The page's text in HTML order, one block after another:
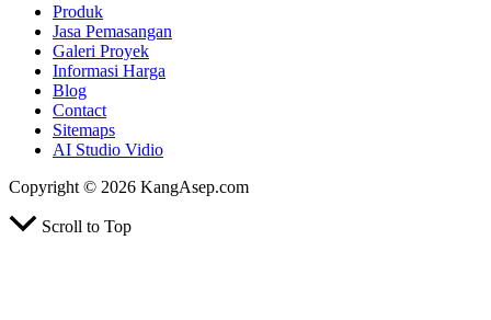
Produk
Jasa Pemasangan
Galeri Proyek
Informasi Harga
Blog
Contact
Sitemaps
AI Studio Vidio
Copyright © 2026 KangAsep.com
Scroll to Top